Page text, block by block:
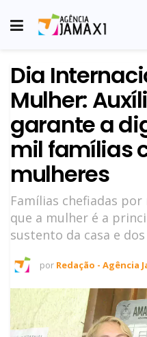
Dia
Mulher:
garante a
mil famílias
mulheres
Famílias chefiadas
que a mulher é a
sustento da casa e
por Redação - Agência